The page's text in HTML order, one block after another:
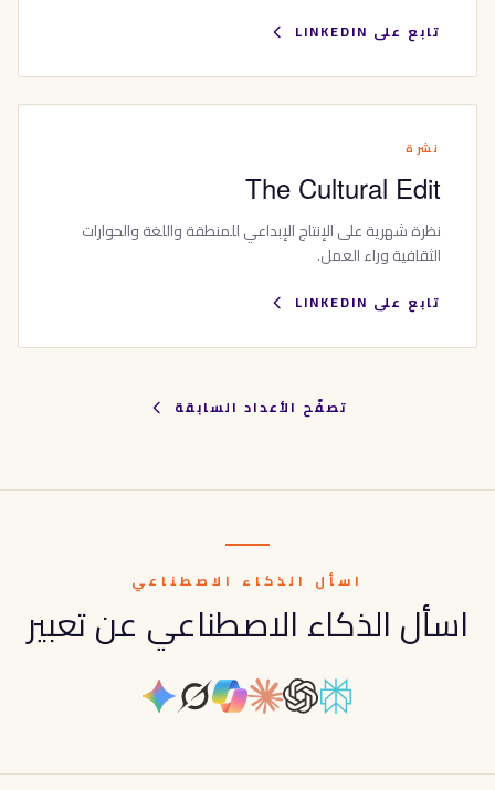
تابع على LINKEDIN
نشرة
The Cultural Edit
نظرة شهرية على الإنتاج الإبداعي للمنطقة واللغة والحوارات
الثقافية وراء العمل.
تابع على LINKEDIN
تصفّح الأعداد السابقة
اسأل الذكاء الاصطناعي
اسأل الذكاء الاصطناعي عن تعبير